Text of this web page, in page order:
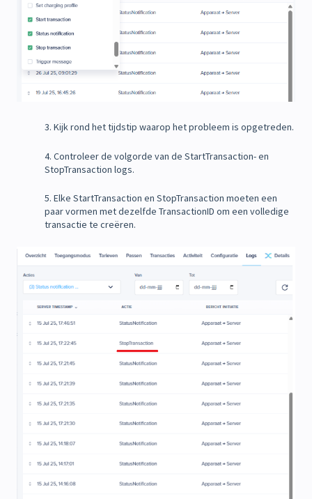
3. Kijk rond het tijdstip waarop het probleem is opgetreden.
4. Controleer de volgorde van de StartTransaction- en
StopTransaction logs.
5. Elke StartTransaction en StopTransaction moeten een
paar vormen met dezelfde TransactionID om een volledige
transactie te creëren.